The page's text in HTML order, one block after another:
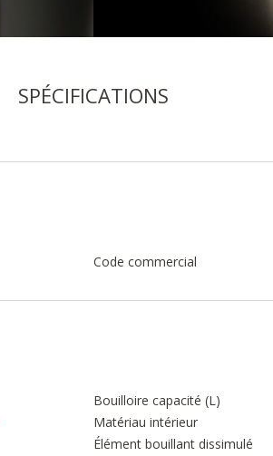
SPÉCIFICATIONS
Code commercial
Bouilloire capacité (L)
Matériau intérieur
Élément bouillant dissimulé